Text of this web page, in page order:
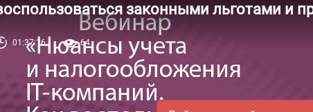
законными льготами и
01:37:16 64